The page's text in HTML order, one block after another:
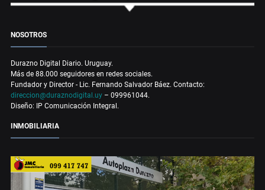
NOSOTROS
Durazno Digital Diario. Uruguay.
Más de 88.000 seguidores en redes sociales.
Fundador y Director - Lic. Fernando Salvador Báez. Contacto:
direccion@duraznodigital.uy – 099961044.
Diseño: IP Comunicación Integral.
INMOBILIARIA